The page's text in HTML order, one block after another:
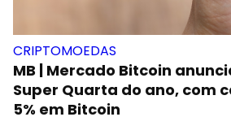
CRIPTOMOEDAS
MB | Mercado Bitcoin
Super Quarta do ano, com
5% em Bitcoin